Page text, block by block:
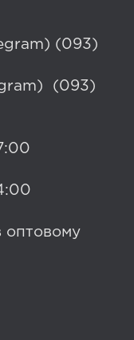
(093)
(093)
оптовому